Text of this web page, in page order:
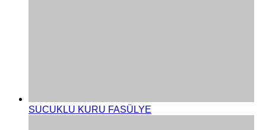
SUCUKLU KURU FASÜLYE